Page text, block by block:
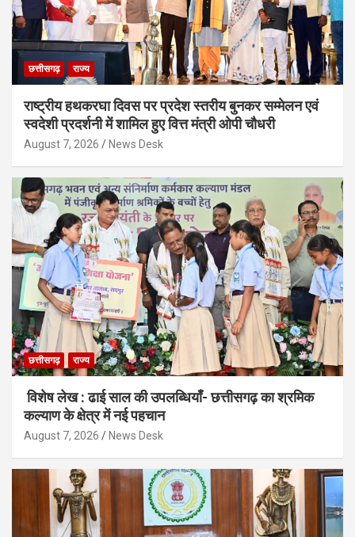
छत्तीसगढ़ राज्य
राष्ट्रीय हथकरघा दिवस पर प्रदेश स्तरीय बुनकर सम्मेलन एवं
स्वदेशी प्रदर्शनी में शामिल हुए वित्त मंत्री ओपी चौधरी
August 7, 2026 News Desk
छत्तीसगढ़ राज्य
विशेष लेख : ढाई साल की उपलब्धियाँ- छत्तीसगढ़ का श्रमिक
कल्याण के क्षेत्र में नई पहचान
August 7, 2026 News Desk